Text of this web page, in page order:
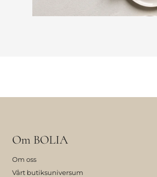
Om BOLIA
Om oss
Vårt butiksuniversum